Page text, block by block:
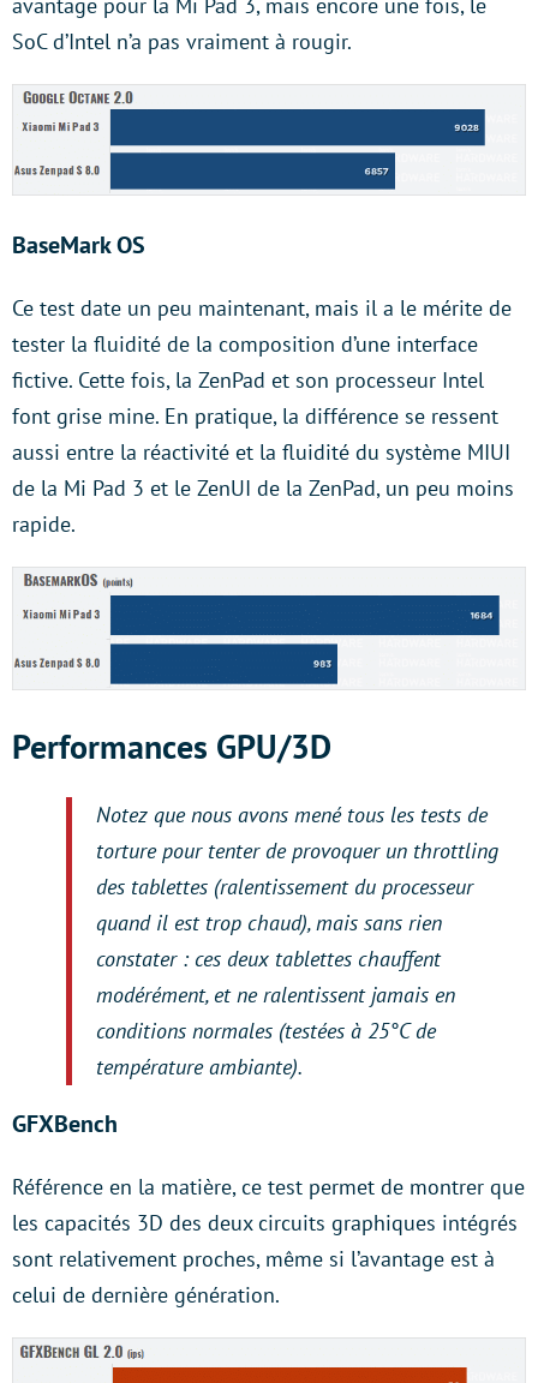
SoC d’Intel n’a pas vraiment à rougir.
BaseMark OS
Ce test date un peu maintenant, mais il a le mérite de
tester la fluidité de la composition d’une interface
fictive. Cette fois, la ZenPad et son processeur Intel
font grise mine. En pratique, la différence se ressent
aussi entre la réactivité et la fluidité du système MIUI
de la Mi Pad 3 et le ZenUI de la ZenPad, un peu moins
rapide.
Performances GPU/3D
Notez que nous avons mené tous les tests de
torture pour tenter de provoquer un throttling
des tablettes (ralentissement du processeur
quand il est trop chaud), mais sans rien
constater : ces deux tablettes chauffent
modérément, et ne ralentissent jamais en
conditions normales (testées à 25°C de
température ambiante).
GFXBench
Référence en la matière, ce test permet de montrer que
les capacités 3D des deux circuits graphiques intégrés
sont relativement proches, même si l’avantage est à
celui de dernière génération.